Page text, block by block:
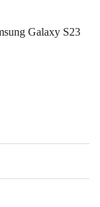
Galaxy S23